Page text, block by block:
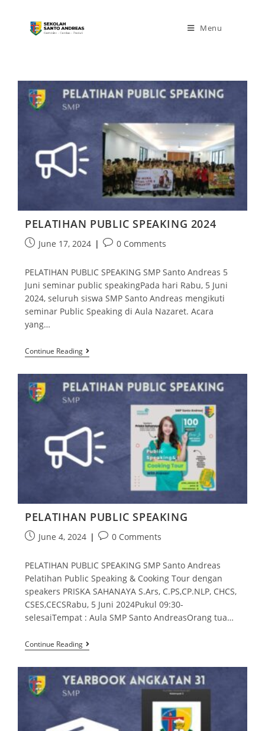
Menu
PELATIHAN PUBLIC SPEAKING 2024
June 17, 2024 0 Comments
PELATIHAN PUBLIC SPEAKING SMP Santo Andreas 5
Juni seminar public speakingPada hari Rabu, 5 Juni
2024, seluruh siswa SMP Santo Andreas mengikuti
seminar Public Speaking di Aula Nazaret. Acara
yang…
Continue Reading
PELATIHAN PUBLIC SPEAKING
June 4, 2024 0 Comments
PELATIHAN PUBLIC SPEAKING SMP Santo Andreas
Pelatihan Public Speaking & Cooking Tour dengan
speakers PRISKA SAHANAYA S.Ars, C.PS,CP.NLP, CHCS,
CSES,CECSRabu, 5 Juni 2024Pukul 09:30-
selesaiTempat : Aula SMP Santo AndreasOrang tua…
Continue Reading